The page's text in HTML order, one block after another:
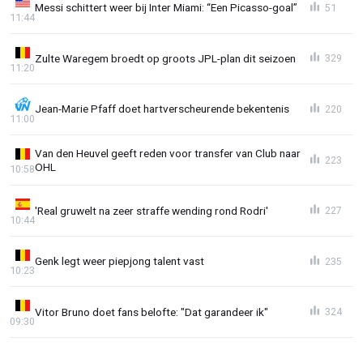
Messi schittert weer bij Inter Miami: “Een Picasso-goal”
11:44
51
Zulte Waregem broedt op groots JPL-plan dit seizoen
11:20
329
Jean-Marie Pfaff doet hartverscheurende bekentenis
11:00
220
Van den Heuvel geeft reden voor transfer van Club naar
OHL
10:58
223
'Real gruwelt na zeer straffe wending rond Rodri'
10:44
227
Genk legt weer piepjong talent vast
10:23
235
Vitor Bruno doet fans belofte: "Dat garandeer ik"
09:30
324